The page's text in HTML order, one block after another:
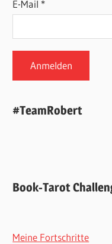
E-Mail *
#TeamRobert
Book-Tarot
Meine Fortschritte